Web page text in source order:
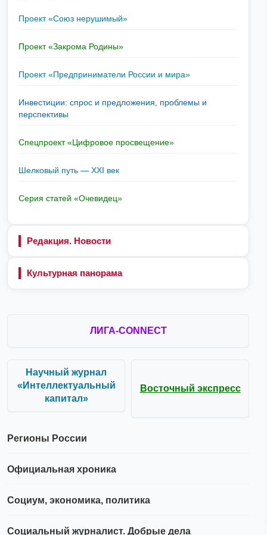
Проект «Союз нерушимый»
Проект «Закрома Родины»
Проект «Предприниматели России и мира»
Инвестиции: спрос и предложения, проблемы и
перспективы
Спецпроект «Цифровое просвещение»
Шелковый путь — XXI век
Серия статей «Очевидец»
Редакция. Новости
Культурная панорама
ЛИГА-CONNECT
Научный журнал
«Интеллектуальный
капитал»
Восточный экспресс
Регионы России
Официальная хроника
Социум, экономика, политика
Социальный журналист. Добрые дела